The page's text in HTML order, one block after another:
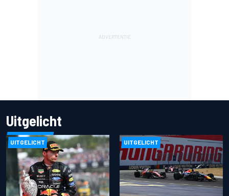
Uitgelicht
UITGELICHT UITGELICHT